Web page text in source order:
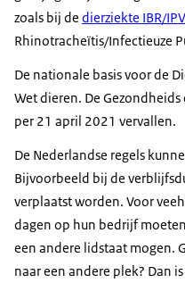
zoals bij de dierziekte IBR/IPV
Rhinotracheïtis/Infectieuze
De nationale basis voor de
Wet dieren. De
per 21 april 2021 vervallen.
De Nederlandse regels
Bijvoorbeeld bij de
verplaatst worden. Voor
dagen op hun bedrijf
een andere lidstaat mogen.
naar een andere plek? Dan